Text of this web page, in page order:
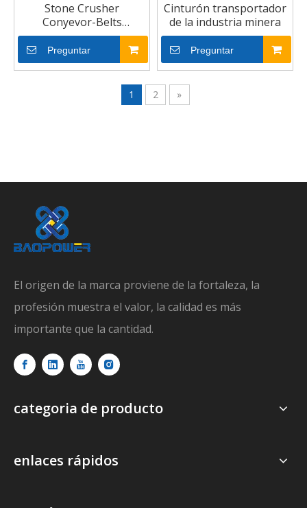
Stone Crusher
Conyevor-Belts
Fabricantes Cintas de
transporte industrial
Preguntar
Cinturón transportador
de la industria minera
Preguntar
1 2 »
El origen de la marca proviene de la fortaleza, la
profesión muestra el valor, la calidad es más
importante que la cantidad.
categoria de producto
enlaces rápidos